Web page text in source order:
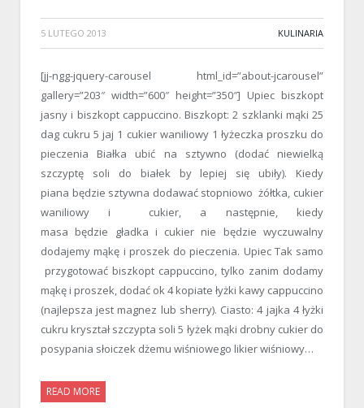
5 LUTEGO 2013 KULINARIA
[jj-ngg-jquery-carousel html_id=”about-jcarousel”
gallery=”203″ width=”600″ height=”350″] Upiec biszkopt
jasny i biszkopt cappuccino. Biszkopt: 2 szklanki mąki 25
dag cukru 5 jaj 1 cukier waniliowy 1 łyżeczka proszku do
pieczenia Białka ubić na sztywno (dodać niewielką
szczyptę soli do białek by lepiej się ubiły). Kiedy
piana będzie sztywna dodawać stopniowo żółtka, cukier
waniliowy i cukier, a następnie, kiedy
masa będzie gładka i cukier nie będzie wyczuwalny
dodajemy mąkę i proszek do pieczenia. Upiec Tak samo
przygotować biszkopt cappuccino, tylko zanim dodamy
mąkę i proszek, dodać ok 4 kopiate łyżki kawy cappuccino
(najlepsza jest magnez lub sherry). Ciasto: 4 jajka 4 łyżki
cukru kryształ szczypta soli 5 łyżek mąki drobny cukier do
posypania słoiczek dżemu wiśniowego likier wiśniowy…
READ MORE